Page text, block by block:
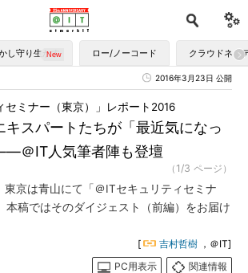
し守り生かす ロー/ノーコード クラウドネイ
2016年3月23日 公開
キスパートたちが「最近気になっ
＠IT人気筆者陣も登壇
セミナー（東京）」レポート2016
（1/3 ページ）
東京は青山にて「＠ITセキュリティセミナ
本稿ではそのダイジェスト（前編）をお届け
[ 吉村哲樹 ，＠IT]
PC用表示
関連情報